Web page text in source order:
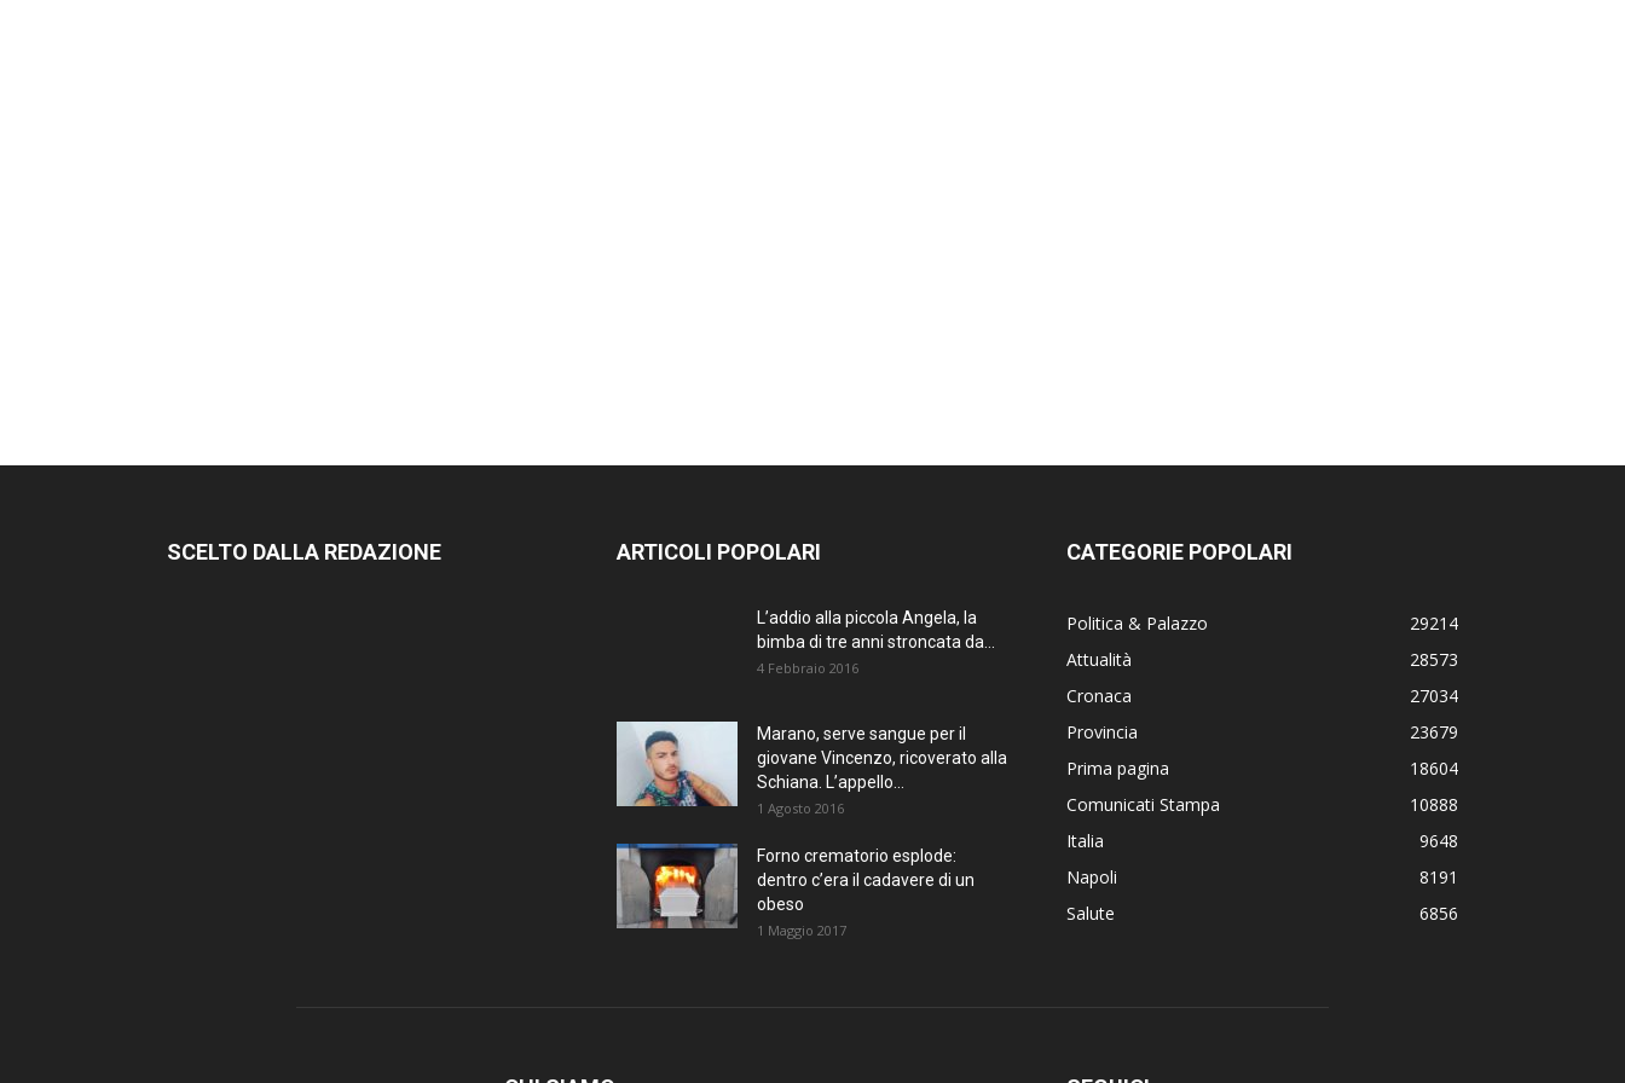
SCELTO DALLA REDAZIONE ARTICOLI POPOLARI
L’addio alla piccola Angela, la
bimba di tre anni stroncata da...
4 Febbraio 2016
Marano, serve sangue per il
giovane Vincenzo, ricoverato alla
Schiana. L’appello...
1 Agosto 2016
Forno crematorio esplode:
dentro c’era il cadavere di un
obeso
1 Maggio 2017
CATEGORIE POPOLARI
Politica & Palazzo
29214
Attualità
28573
Cronaca
27034
Provincia
23679
Prima pagina
18604
Comunicati Stampa
10888
Italia
9648
Napoli
8191
Salute
6856